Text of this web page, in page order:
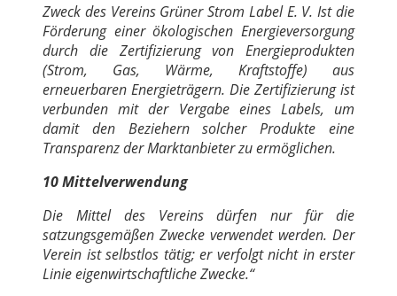
Zweck des Vereins Grüner Strom Label E. V. Ist die
Förderung einer ökologischen Energieversorgung
durch die Zertifizierung von Energieprodukten
(Strom, Gas, Wärme, Kraftstoffe) aus
erneuerbaren Energieträgern. Die Zertifizierung ist
verbunden mit der Vergabe eines Labels, um
damit den Beziehern solcher Produkte eine
Transparenz der Marktanbieter zu ermöglichen.
10 Mittelverwendung
Die Mittel des Vereins dürfen nur für die
satzungsgemäßen Zwecke verwendet werden. Der
Verein ist selbstlos tätig; er verfolgt nicht in erster
Linie eigenwirtschaftliche Zwecke.“